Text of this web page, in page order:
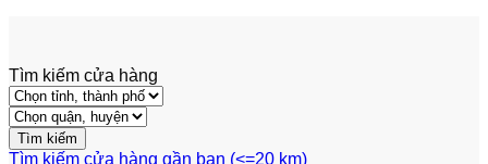
Tìm kiếm cửa hàng
Tìm kiếm cửa hàng gần bạn (<=20 km)